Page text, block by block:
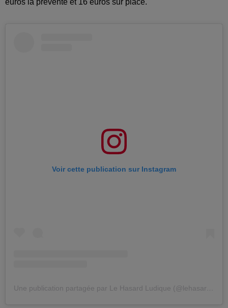
Voir cette publication sur Instagram
Une publication partagée par Le Hasard Ludique (@lehasardludique)